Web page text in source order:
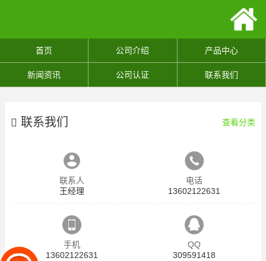
首页 公司介绍 产品中心
新闻资讯 公司认证 联系我们
联系我们 查看分类
联系人
王经理
电话
13602122631
手机
13602122631
QQ
309591418